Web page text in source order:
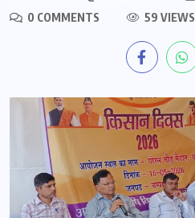
0 COMMENTS
59 VIEWS